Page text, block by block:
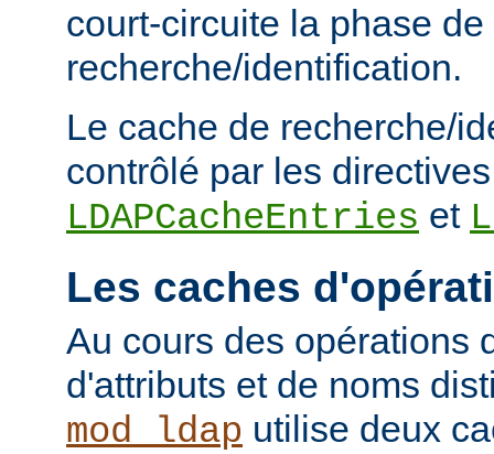
court-circuite la phase de
recherche/identification.
Le cache de recherche/
contrôlé par les directives
LDAPCacheEntries et
Les caches
Au cours des opérations
d'attributs et de noms
mod_ldap utilise deux